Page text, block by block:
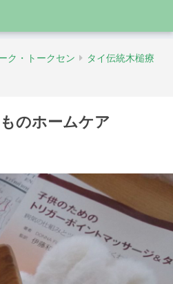
ク・トークセン
タイ伝統木槌療
のホームケア